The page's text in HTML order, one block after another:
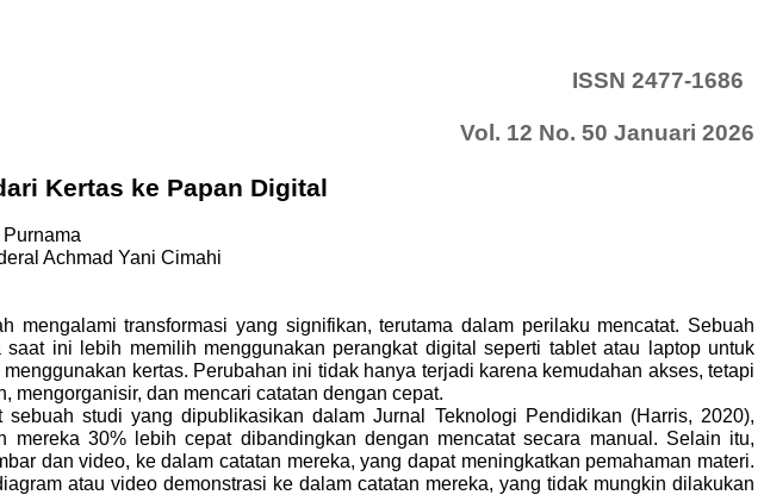
ISSN 2477-1686
Vol. 12 No. 50 Januari 2026
Kertas ke Papan Digital
Achmad Yani Cimahi
transformasi yang signifikan, terutama dalam perilaku mencatat. Sebuah
ini lebih memilih menggunakan perangkat digital seperti tablet atau laptop untuk
kertas. Perubahan ini tidak hanya terjadi karena kemudahan akses, tetapi
mengorganisir, dan mencari catatan dengan cepat.
studi yang dipublikasikan dalam Jurnal Teknologi Pendidikan (Harris, 2020),
30% lebih cepat dibandingkan dengan mencatat secara manual. Selain itu,
dan video, ke dalam catatan mereka, yang dapat meningkatkan pemahaman materi.
atau video demonstrasi ke dalam catatan mereka, yang tidak mungkin dilakukan